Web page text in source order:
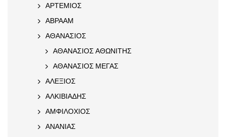
ΑΡΤΕΜΙΟΣ
ΑΒΡΑΑΜ
ΑΘΑΝΑΣΙΟΣ
ΑΘΑΝΑΣΙΟΣ ΑΘΩΝΙΤΗΣ
ΑΘΑΝΑΣΙΟΣ ΜΕΓΑΣ
ΑΛΕΞΙΟΣ
ΑΛΚΙΒΙΑΔΗΣ
ΑΜΦΙΛΟΧΙΟΣ
ΑΝΑΝΙΑΣ